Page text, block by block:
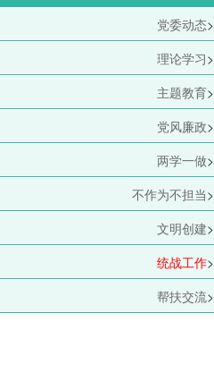
党委动态>
理论学习>
主题教育>
党风廉政>
两学一做>
不作为不担当>
文明创建>
统战工作>
帮扶交流>